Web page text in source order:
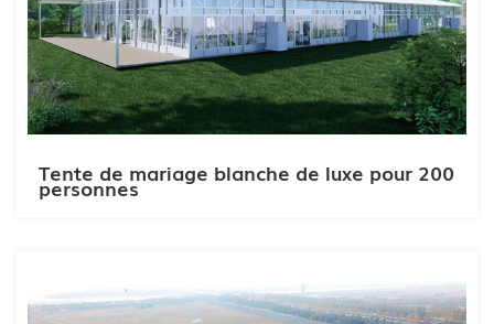
Tente de mariage blanche de luxe pour 200
personnes